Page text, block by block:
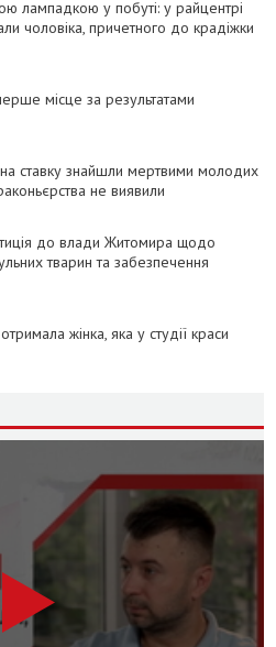
лампадкою у побуті: у райцентрі
чоловіка, причетного до крадіжки
місце за результатами
ставку знайшли мертвими молодих
не виявили
до влади Житомира щодо
тварин та забезпечення
жінка, яка у студії краси